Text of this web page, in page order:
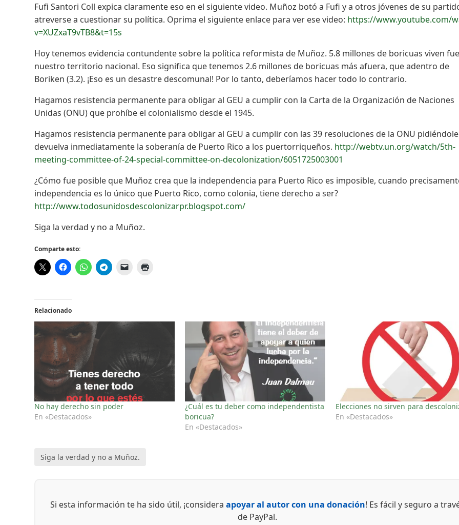
Fufi Santori Coll expica claramente eso en el siguiente video. Muñoz botó a Fufi y a otros jóvenes de su
atreverse a cuestionar su política. Oprima el siguiente enlace para ver ese video: https://www.youtube.com/
v=XUZxaT9vTB8&t=15s
Hoy tenemos evidencia contundente sobre la política reformista de Muñoz. 5.8 millones de boricuas viven
nuestro territorio nacional. Eso significa que tenemos 2.6 millones de boricuas más afuera, que adentro de
Boriken (3.2). ¡Eso es un desastre descomunal! Por lo tanto, deberíamos hacer todo lo contrario.
Hagamos resistencia permanente para obligar al GEU a cumplir con la Carta de la Organización de Naciones
Unidas (ONU) que prohíbe el colonialismo desde el 1945.
Hagamos resistencia permanente para obligar al GEU a cumplir con las 39 resoluciones de la ONU
devuelva inmediatamente la soberanía de Puerto Rico a los puertorriqueños. http://webtv.un.org/watch/5th-
meeting-committee-of-24-special-committee-on-decolonization/6051725003001
¿Cómo fue posible que Muñoz crea que la independencia para Puerto Rico es imposible, cuando
independencia es lo único que Puerto Rico, como colonia, tiene derecho a ser?
http://www.todosunidosdescolonizarpr.blogspot.com/
Siga la verdad y no a Muñoz.
Comparte esto:
Relacionado
No hay derecho sin poder
En «Destacados»
¿Cuál es tu deber como independentista
boricua?
En «Destacados»
Elecciones no sirven para
En «Destacados»
Siga la verdad y no a Muñoz.
Si esta información te ha sido útil, ¡consideraapoyar al autor con una donación! Es fácil y seguro a
de PayPal.